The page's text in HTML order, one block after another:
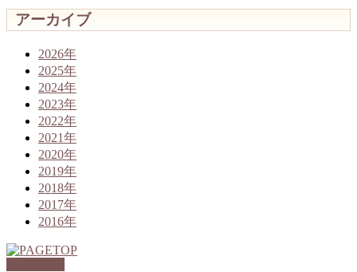
アーカイブ
2026年
2025年
2024年
2023年
2022年
2021年
2020年
2019年
2018年
2017年
2016年